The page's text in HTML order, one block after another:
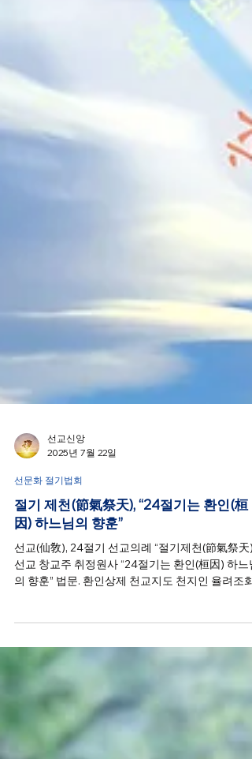
선교신앙
2025년 7월 22일
선문화 절기법회
절기 제천(節氣祭天), “24절기는 환인(桓
선교 창교주 취정원사 “24절기는 환인(桓因) 하느님
의 향훈” 법문. 환인상제 천교지도 천지인 율려조화
이십사절기(桓因上帝天敎指道 天地人律呂造化二
四節氣) _ 절기제천(節氣祭天), 천교지도(天敎指道)
취정원사께서 저술하신 선교경전 『선교전(仙敎
典)』1991~1997. 에 나오는 말로 그 이전에는 없었
던 [선교 고유용어]. 24절기는 환인(桓因) 하느님의